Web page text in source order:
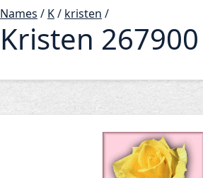
Names / K/ kristen /
Kristen